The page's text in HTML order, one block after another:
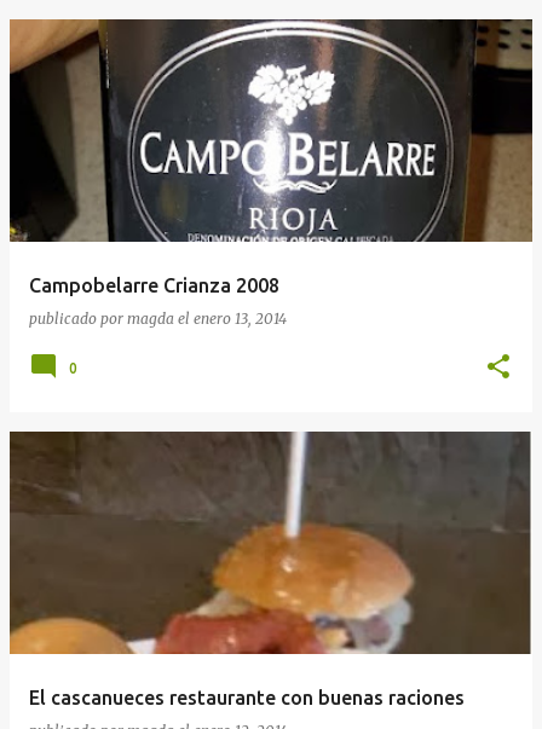
Campobelarre Crianza 2008
publicado por magda el enero 13, 2014
0
El cascanueces restaurante con buenas raciones